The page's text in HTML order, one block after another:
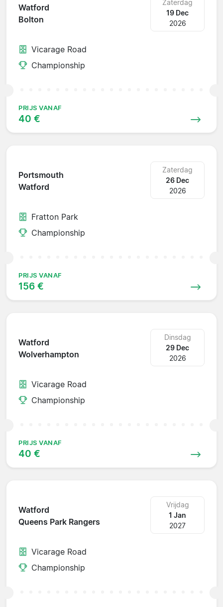
Watford
Bolton
Zaterdag
19 Dec
2026
Vicarage Road
Championship
PRIJS VANAF
40 €
Portsmouth
Watford
Zaterdag
26 Dec
2026
Fratton Park
Championship
PRIJS VANAF
156 €
Watford
Wolverhampton
Dinsdag
29 Dec
2026
Vicarage Road
Championship
PRIJS VANAF
40 €
Watford
Queens Park Rangers
Vrijdag
1 Jan
2027
Vicarage Road
Championship